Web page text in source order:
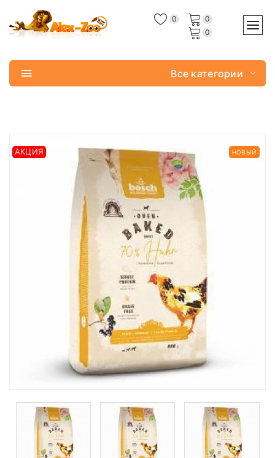
0
0
0
Все категории
АКЦИЯ НОВЫЙ